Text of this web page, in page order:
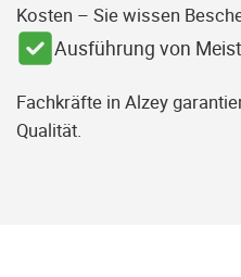
Kosten – Sie wissen
Ausführung von
Fachkräfte in Alzey
Qualität.